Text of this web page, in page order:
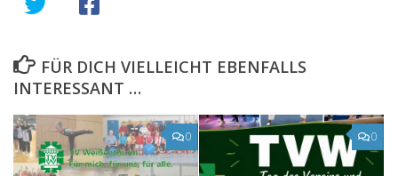
FÜR DICH VIELLEICHT EBENFALLS
INTERESSANT …
0 0